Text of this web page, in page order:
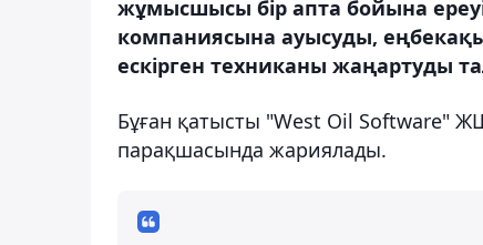
жұмысшысы бір апта бойына
компаниясына ауысуды, еңбекақы
ескірген техниканы жаңартуды
Бұған қатысты "West Oil Software"
парақшасында жариялады.